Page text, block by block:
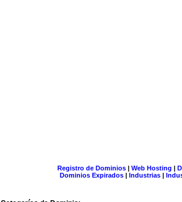
Registro de Dominios| Web Hosting |
Dominios Expirados | Industrias |